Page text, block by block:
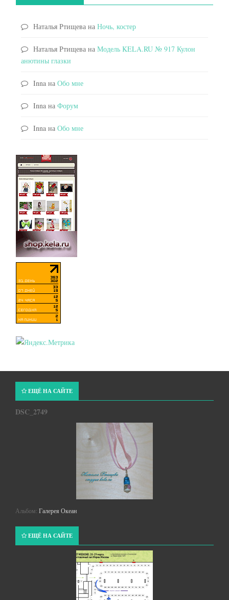
Наталья Ртищева на Ночь, костер
Наталья Ртищева на Модель KELA.RU № 917 Кулон
анютины глазки
Inna на Обо мне
Inna на Форум
Inna на Обо мне
ЕЩЁ НА САЙТЕ
DSC_2749
Альбом: Галерея Океан
ЕЩЁ НА САЙТЕ